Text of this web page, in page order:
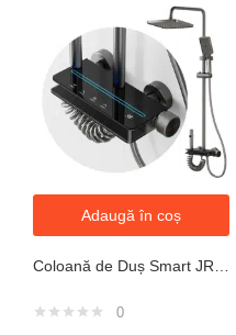
Adaugă în coș
0